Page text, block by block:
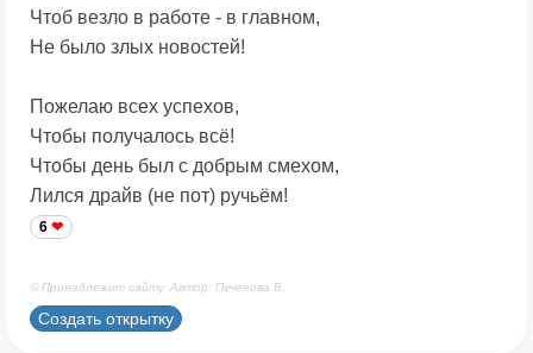
Чтоб везло в работе - в главном,
Не было злых новостей!
Пожелаю всех успехов,
Чтобы получалось всё!
Чтобы день был с добрым смехом,
Лился драйв (не пот) ручьём!
6
© Принадлежит сайту. Автор: Печенова В.
Создать открытку